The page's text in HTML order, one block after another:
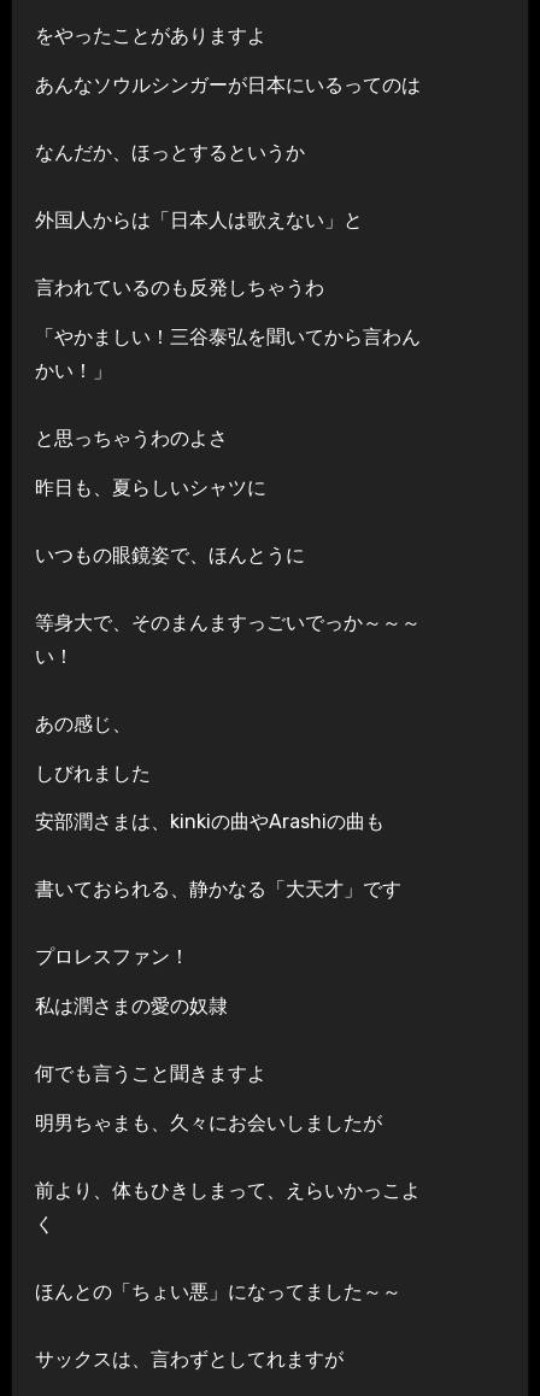
をやったことがありますよ
あんなソウルシンガーが日本にいるってのは
なんだか、ほっとするというか
外国人からは「日本人は歌えない」と
言われているのも反発しちゃうわ
「やかましい！三谷泰弘を聞いてから言わん
かい！」
と思っちゃうわのよさ
昨日も、夏らしいシャツに
いつもの眼鏡姿で、ほんとうに
等身大で、そのまんますっごいでっか～～～
い！
あの感じ、
しびれました
安部潤さまは、kinkiの曲やArashiの曲も
書いておられる、静かなる「大天才」です
プロレスファン！
私は潤さまの愛の奴隷
何でも言うこと聞きますよ
明男ちゃまも、久々にお会いしましたが
前より、体もひきしまって、えらいかっこよ
く
ほんとの「ちょい悪」になってました～～
サックスは、言わずとしてれますが